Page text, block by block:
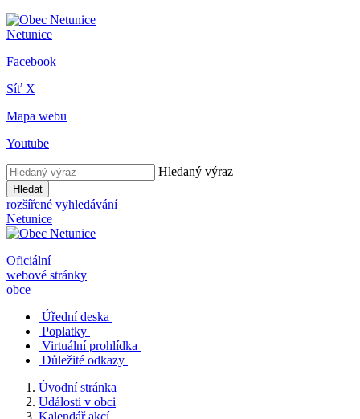
Netunice
Facebook
Síť X
Mapa webu
Youtube
Hledaný výraz
Hledat
rozšířené vyhledávání
Netunice
Oficiální
webové stránky
obce
Úřední deska
Poplatky
Virtuální prohlídka
Důležité odkazy
Úvodní stránka
Události v obci
Kalendář akcí